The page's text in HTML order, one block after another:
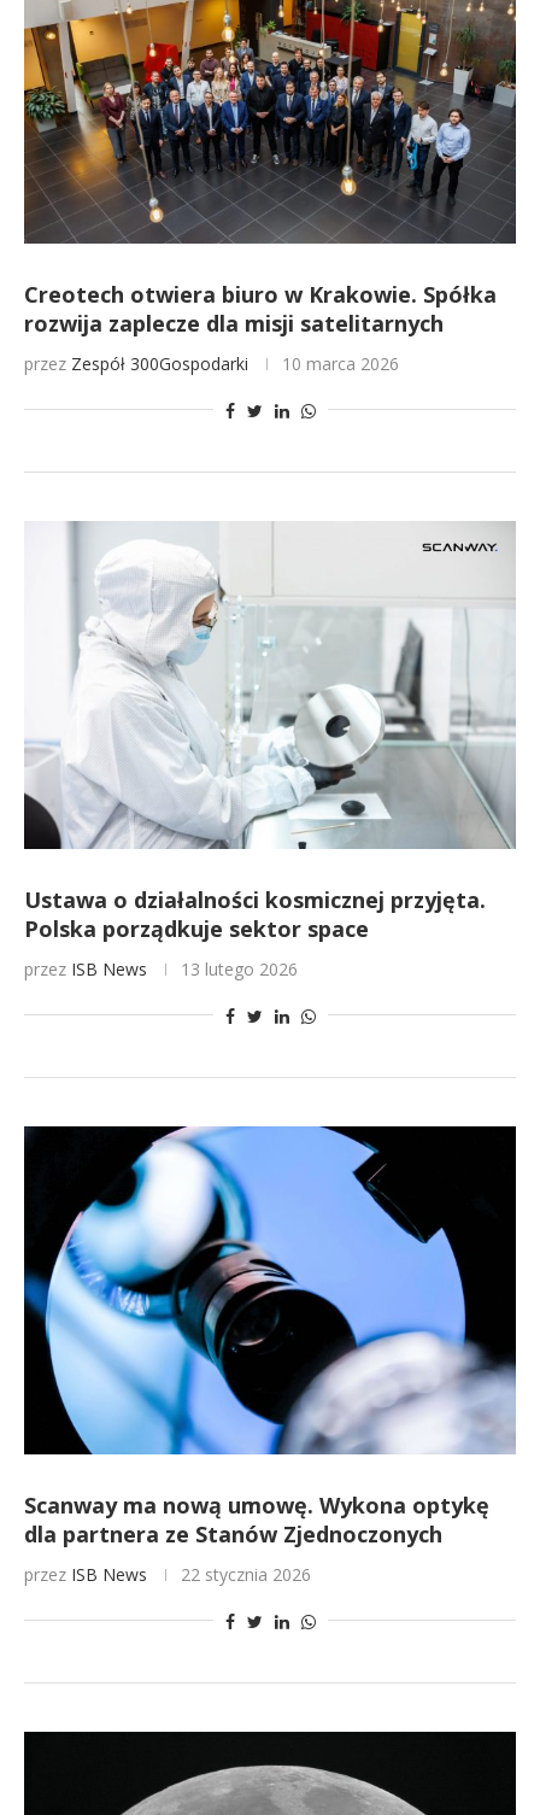
Creotech otwiera biuro w Krakowie. Spółka
rozwija zaplecze dla misji satelitarnych
przez Zespół 300Gospodarki 10 marca 2026
Ustawa o działalności kosmicznej przyjęta.
Polska porządkuje sektor space
przez ISB News 13 lutego 2026
Scanway ma nową umowę. Wykona optykę
dla partnera ze Stanów Zjednoczonych
przez ISB News 22 stycznia 2026